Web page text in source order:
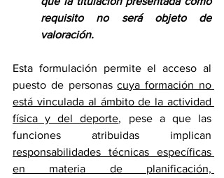
requisito no será objeto de
valoración.
Esta formulación permite el acceso al
puesto de personas cuya formación no
está vinculada al ámbito de la actividad
física y del deporte, pese a que las
responsabilidades técnicas específicas
en materia de planificación,